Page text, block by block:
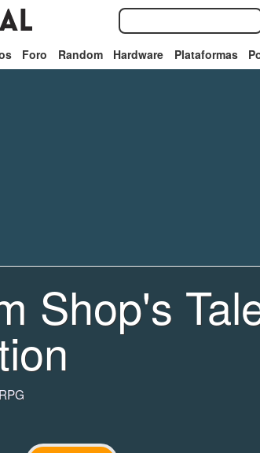
Foro Random Hardware Plataformas
Shop's